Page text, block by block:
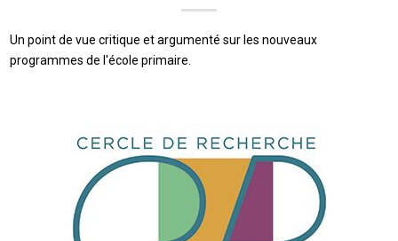
Un point de vue critique et argumenté sur les nouveaux
programmes de l'école primaire.